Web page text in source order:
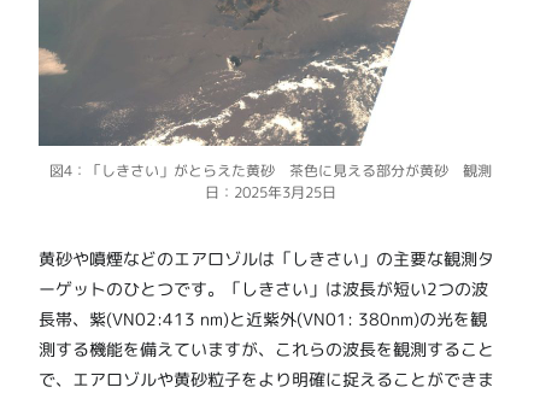
図4：「しきさい」がとらえた黄砂 茶色に見える部分が黄砂 観測
日：2025年3月25日
黄砂や噴煙などのエアロゾルは「しきさい」の主要な観測タ
ーゲットのひとつです。「しきさい」は波長が短い2つの波
長帯、紫(VN02:413 nm)と近紫外(VN01: 380nm)の光を観
測する機能を備えていますが、これらの波長を観測すること
で、エアロゾルや黄砂粒子をより明確に捉えることができま